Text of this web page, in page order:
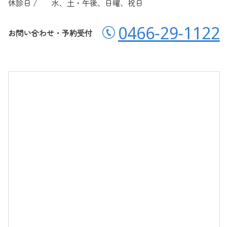
休診日 /
水、土・午後、日曜、祝日
お問い合わせ・予約受付 0466-29-1122